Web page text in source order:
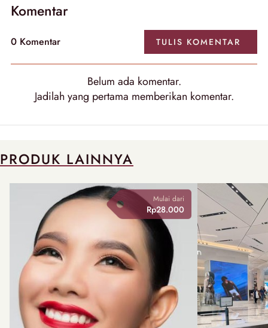
Komentar
0 Komentar TULIS KOMENTAR
Belum ada komentar.
Jadilah yang pertama memberikan komentar.
PRODUK LAINNYA
Mulai dari
Rp28.000